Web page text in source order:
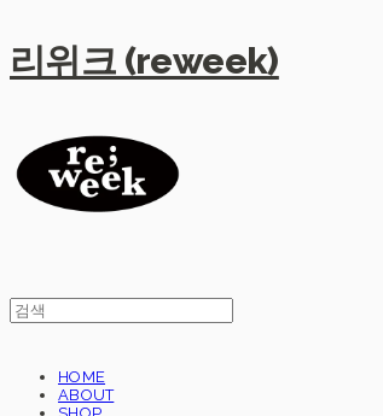
리위크 (reweek)
HOME
ABOUT
SHOP